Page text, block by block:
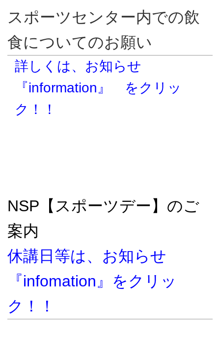
スポーツセンター内での飲
食についてのお願い
詳しくは、お知らせ
『information』 をクリッ
ク！！
NSP【スポーツデー】のご
案内
休講日等は、お知らせ
『infomation』をクリッ
ク！！